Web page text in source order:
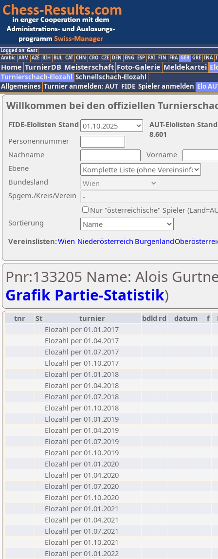
Logged on: Gast
Arabic ARM AZE BIH BUL CAT CHN CRO CZE DEN ENG ESP FAI FIN FRA GER GRE INA
Home TurnierDB Meisterschaft Foto-Galerie Meldekartei
Turnierschach-Elozahl Schnellschach-Elozahl
Allgemeines Turnier anmelden: AUT FIDE Spieler anmelden Elo
Willkommen bei den offiziellen
Nachname
Vorname
Ebene
Sortierung
Personennummer
Bundesland
Spgem./Kreis/Verein
Nur "österreichische" Spieler
Vereinslisten:Wien Niederösterreich Burgenland
AUT-Elolisten
8.601
FIDE-Elolisten Stand
Pnr:133205 Name: Alois
Grafik Partie-Statistik)
tnr St turnier bdld rd datum f
Elozahl per 01.01.2017
Elozahl per 01.04.2017
Elozahl per 01.07.2017
Elozahl per 01.10.2017
Elozahl per 01.01.2018
Elozahl per 01.04.2018
Elozahl per 01.07.2018
Elozahl per 01.10.2018
Elozahl per 01.01.2019
Elozahl per 01.04.2019
Elozahl per 01.07.2019
Elozahl per 01.10.2019
Elozahl per 01.01.2020
Elozahl per 01.04.2020
Elozahl per 01.07.2020
Elozahl per 01.10.2020
Elozahl per 01.01.2021
Elozahl per 01.04.2021
Elozahl per 01.07.2021
Elozahl per 01.10.2021
Elozahl per 01.01.2022